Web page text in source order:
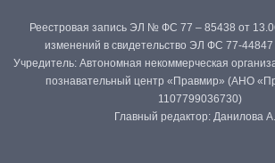
Реестровая запись ЭЛ № ФС 77 – 85438 от
изменений в свидетельство ЭЛ ФС 77-44847
Учредитель: Автономная некоммерческая
познавательный центр «Правмир» (АНО
1107799036730)
Главный редактор: Данилова